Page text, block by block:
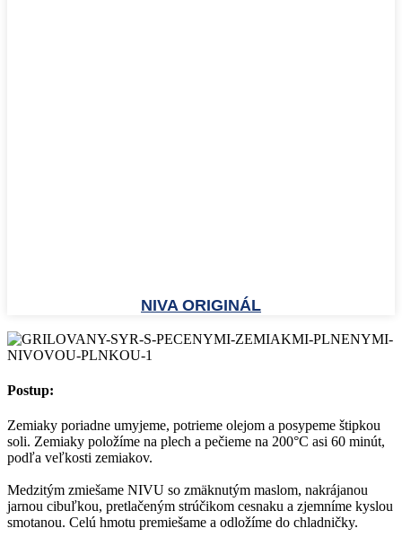
NIVA ORIGINÁL
Postup:
Zemiaky poriadne umyjeme, potrieme olejom a posypeme štipkou
soli. Zemiaky položíme na plech a pečieme na 200°C asi 60 minút,
podľa veľkosti zemiakov.
Medzitým zmiešame NIVU so zmäknutým maslom, nakrájanou
jarnou cibuľkou, pretlačeným strúčikom cesnaku a zjemníme kyslou
smotanou. Celú hmotu premiešame a odložíme do chladničky.